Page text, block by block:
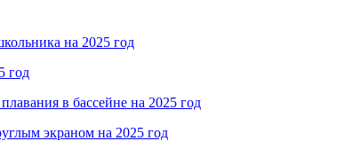
на 2025 год
год
в бассейне на 2025 год
экраном на 2025 год